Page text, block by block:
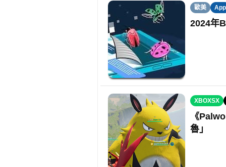
歐美 App
2024年
XBOXSX
《
魯」